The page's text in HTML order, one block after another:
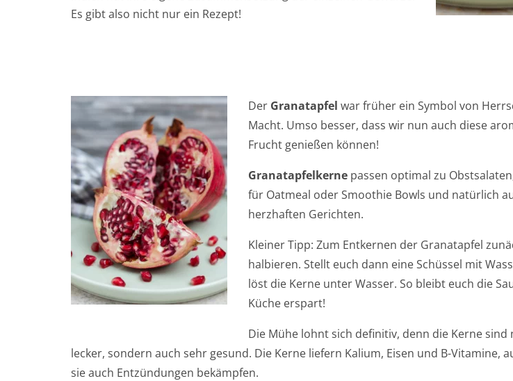
Es gibt also nicht nur ein Rezept!
Der Granatapfel war früher ein Symbol von
Macht. Umso besser, dass wir nun auch diese
Frucht genießen können!
Granatapfelkerne passen optimal zu
für Oatmeal oder Smoothie Bowls und natürlich
herzhaften Gerichten.
Kleiner Tipp: Zum Entkernen der Granatapfel
halbieren. Stellt euch dann eine Schüssel mit
löst die Kerne unter Wasser. So bleibt euch die
Küche erspart!
Die Mühe lohnt sich definitiv, denn die Kerne
lecker, sondern auch sehr gesund. Die Kerne liefern Kalium, Eisen und B-Vitamine,
sie auch Entzündungen bekämpfen.